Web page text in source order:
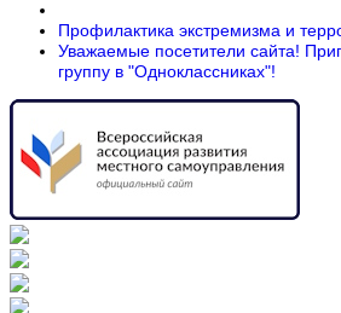
Профилактика экстремизма и
Уважаемые посетители сайта!
группу в "Одноклассниках"!